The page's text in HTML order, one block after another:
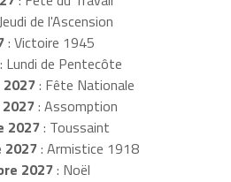
de l'Ascension
: Victoire 1945
: Lundi de Pentecôte
: Fête Nationale
: Assomption
2027: Toussaint
2027: Armistice 1918
2027: Noël